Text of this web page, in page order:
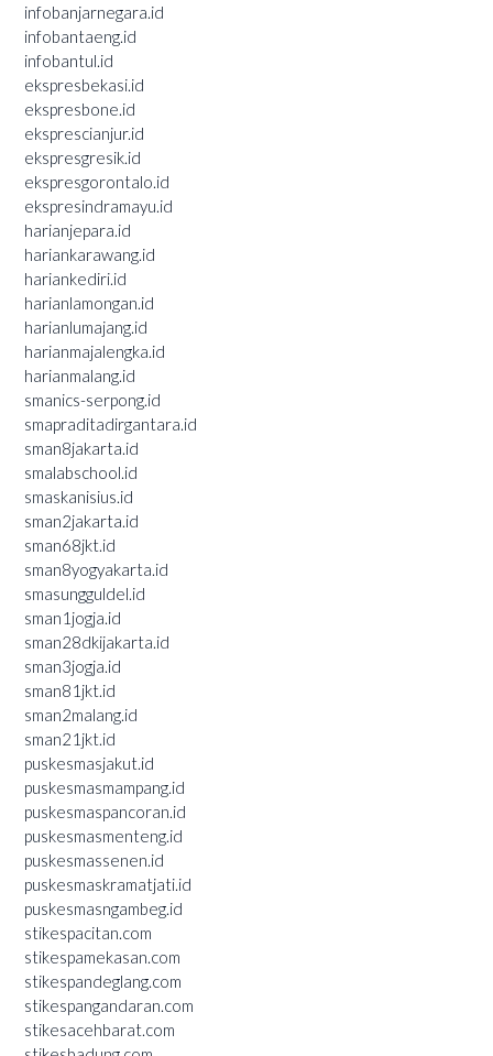
infobanjarnegara.id
infobantaeng.id
infobantul.id
ekspresbekasi.id
ekspresbone.id
eksprescianjur.id
ekspresgresik.id
ekspresgorontalo.id
ekspresindramayu.id
harianjepara.id
hariankarawang.id
hariankediri.id
harianlamongan.id
harianlumajang.id
harianmajalengka.id
harianmalang.id
smanics-serpong.id
smapraditadirgantara.id
sman8jakarta.id
smalabschool.id
smaskanisius.id
sman2jakarta.id
sman68jkt.id
sman8yogyakarta.id
smasungguldel.id
sman1jogja.id
sman28dkijakarta.id
sman3jogja.id
sman81jkt.id
sman2malang.id
sman21jkt.id
puskesmasjakut.id
puskesmasmampang.id
puskesmaspancoran.id
puskesmasmenteng.id
puskesmassenen.id
puskesmaskramatjati.id
puskesmasngambeg.id
stikespacitan.com
stikespamekasan.com
stikespandeglang.com
stikespangandaran.com
stikesacehbarat.com